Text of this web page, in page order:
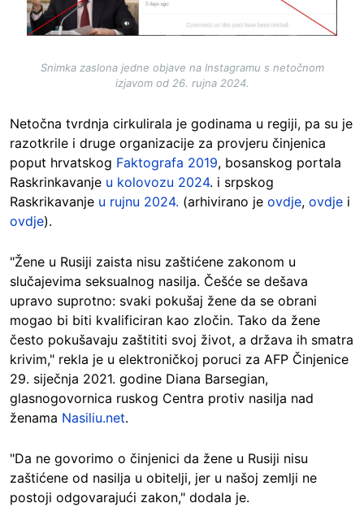
Snimka zaslona jedne objave na Instagramu s netočnom
izjavom od 26. rujna 2024.
Netočna tvrdnja cirkulirala je godinama u regiji, pa su je
razotkrile i druge organizacije za provjeru činjenica
poput hrvatskog Faktografa 2019, bosanskog portala
Raskrinkavanje u kolovozu 2024. i srpskog
Raskrikavanje u rujnu 2024. (arhivirano je ovdje, ovdje i
ovdje).
"Žene u Rusiji zaista nisu zaštićene zakonom u
slučajevima seksualnog nasilja. Češće se dešava
upravo suprotno: svaki pokušaj žene da se obrani
mogao bi biti kvalificiran kao zločin. Tako da žene
često pokušavaju zaštititi svoj život, a država ih smatra
krivim," rekla je u elektroničkoj poruci za AFP Činjenice
29. siječnja 2021. godine Diana Barsegian,
glasnogovornica ruskog Centra protiv nasilja nad
ženama Nasiliu.net.
"Da ne govorimo o činjenici da žene u Rusiji nisu
zaštićene od nasilja u obitelji, jer u našoj zemlji ne
postoji odgovarajući zakon," dodala je.